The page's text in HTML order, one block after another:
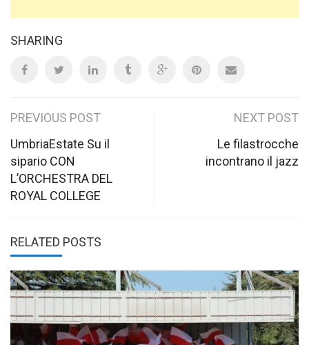
SHARING
Post
navigation
PREVIOUS POST
UmbriaEstate Su il
sipario CON
L’ORCHESTRA DEL
ROYAL COLLEGE
NEXT POST
Le filastrocche
incontrano il jazz
RELATED POSTS